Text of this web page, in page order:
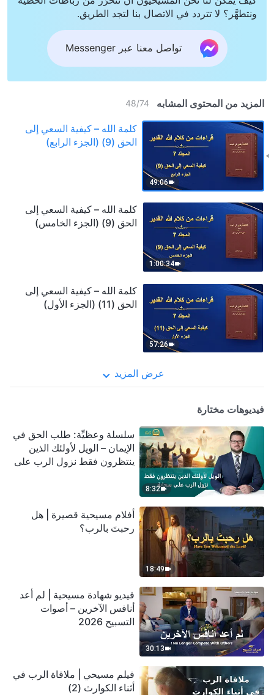
ونتطهَّر؟ لا تتردد في الاتصال بنا لتجد الطريق.
تواصل معنا عبر Messenger
المزيد من المحتوى المشابه 48/74
49:06
كلمة الله – كيفية السعي إلى
الحق (9) (الجزء الرابع)
1:00:34
كلمة الله – كيفية السعي إلى
الحق (9) (الجزء الخامس)
57:26
كلمة الله – كيفية السعي إلى
الحق (11) (الجزء الأول)
عرض المزيد
فيديوهات مختارة
8:32
سلسلة وعظيِّة: طلب الحق في
الإيمان – الويل لأولئك الذين
ينتظرون فقط نزول الرب على
18:49
أفلام مسيحية قصيرة | هل
رحبتَ بالرب؟
30:13
فيديو شهادة مسيحية | لم أعد
أنافس الآخرين – أصوات
التسبيح 2026
فيلم مسيحي | ملاقاة الرب في
أثناء الكوارث (2)